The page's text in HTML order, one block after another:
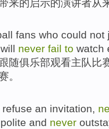
来的启示的演讲者从
fans who could not
will never fail to watch
随俱乐部观看主队 比
。
refuse an invitation,
and never